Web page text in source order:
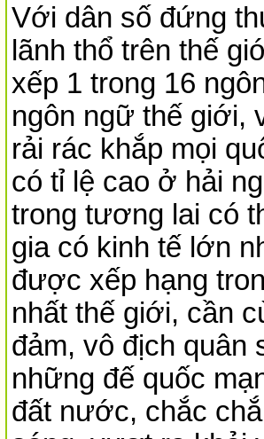
Với dân số đứng
lãnh thổ trên thế
xếp 1 trong 16
ngôn ngữ thế giới,
rải rác khắp mọi
có tỉ lệ cao ở hải
trong tương lai có
gia có kinh tế lớn
được xếp hạng
nhất thế giới, cần
đảm, vô địch quân
những đế quốc
đất nước, chắc